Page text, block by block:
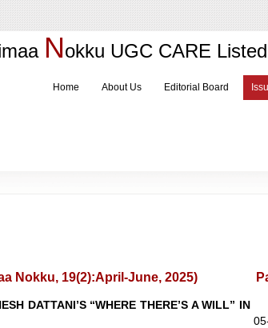
Nokku UGC CARE
Home About Us Editorial Board
Nokku, 19(2):April-June, 2025)
DATTANI’S “WHERE THERE’S A WILL” IN